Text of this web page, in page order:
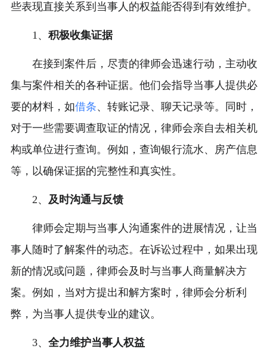
些表现直接关系到当事人的权益能否得到有效维护。
1、 积极收集证据
在接到案件后，尽责的律师会迅速行动，主动收
集与案件相关的各种证据。他们会指导当事人提供必
要的材料，如借条、转账记录、聊天记录等。同时，
对于一些需要调查取证的情况，律师会亲自去相关机
构或单位进行查询。例如，查询银行流水、房产信息
等，以确保证据的完整性和真实性。
2、 及时沟通与反馈
律师会定期与当事人沟通案件的进展情况，让当
事人随时了解案件的动态。在诉讼过程中，如果出现
新的情况或问题，律师会及时与当事人商量解决方
案。例如，当对方提出和解方案时，律师会分析利
弊，为当事人提供专业的建议。
3、 全力维护当事人权益